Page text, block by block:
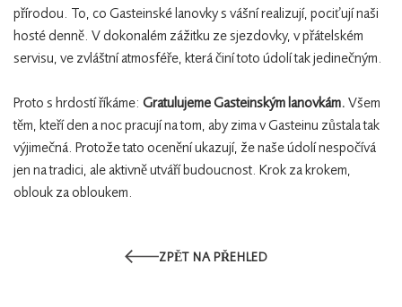
přírodou. To, co Gasteinské lanovky s vášní realizují, pociťují naši
hosté denně. V dokonalém zážitku ze sjezdovky, v přátelském
servisu, ve zvláštní atmosféře, která činí toto údolí tak jedinečným.
Proto s hrdostí říkáme: Gratulujeme Gasteinským lanovkám.Všem
těm, kteří den a noc pracují na tom, aby zima v Gasteinu zůstala tak
výjimečná. Protože tato ocenění ukazují, že naše údolí nespočívá
jen na tradici, ale aktivně utváří budoucnost. Krok za krokem,
oblouk za obloukem.
ZPĚT NA PŘEHLED